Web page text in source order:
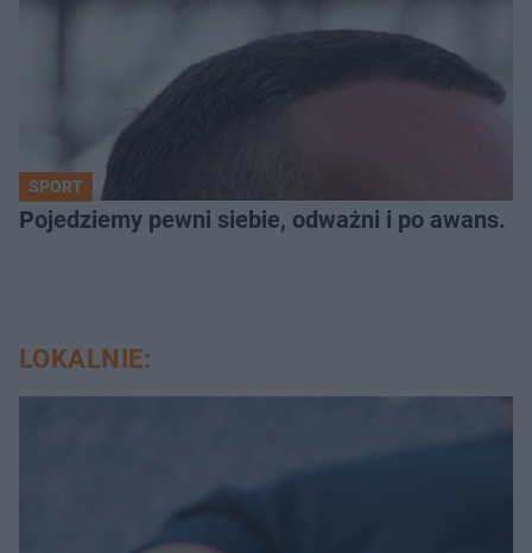
SPORT
Pojedziemy pewni siebie, odważni i po awans.
LOKALNIE: